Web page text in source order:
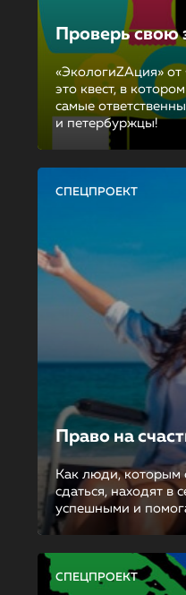
Проверь свою
«ЭкологиZAция»
это квест, в
самые
и петербуржцы!
СПЕЦПРОЕКТ
Право на
Как люди, которым
сдаться, находят в
успешными и
СПЕЦПРОЕКТ